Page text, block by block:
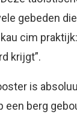
gebeden
cim
krijgt”.
is
een berg